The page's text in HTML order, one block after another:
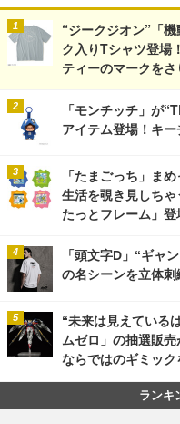
“ジークジオン”「
ク入りTシャツ登場
ティーのマークを
「モンチッチ」が
アイテム登場！キ
「たまごっち」ま
生活を覗き見しち
たっとフレーム」
「頭文字D」“ギャ
の名シーンを立体
“未来は見えている
ムゼロ」の抽選販
ならではのギミック
ランキ